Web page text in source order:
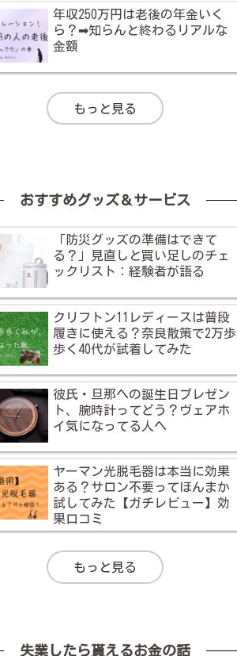
年収250万円は老後の年金いく
ら？➡知らんと終わるリアルな
金額
もっと見る
おすすめグッズ＆サービス
「防災グッズの準備はできて
る？」見直しと買い足しのチェ
ックリスト：経験者が語る
クリフトン11レディースは普段
履きに使える？奈良散策で2万歩
歩く40代が試着してみた
彼氏・旦那への誕生日プレゼン
ト、腕時計ってどう？ヴェアホ
イ気になってる人へ
ヤーマン光脱毛器は本当に効果
ある？サロン不要ってほんまか
試してみた【ガチレビュー】効
果口コミ
もっと見る
失業したら貰えるお金の話